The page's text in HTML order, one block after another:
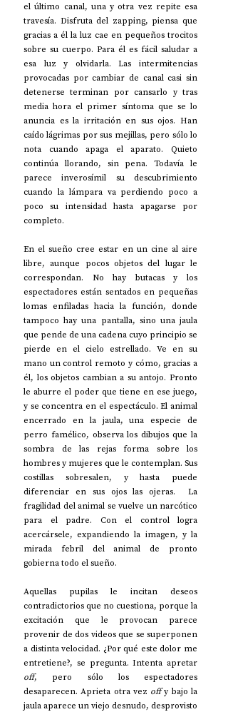
el último canal, una y otra vez repite esa
travesía. Disfruta del zapping, piensa que
gracias a él la luz cae en pequeños trocitos
sobre su cuerpo. Para él es fácil saludar a
esa luz y olvidarla. Las intermitencias
provocadas por cambiar de canal casi sin
detenerse terminan por cansarlo y tras
media hora el primer síntoma que se lo
anuncia es la irritación en sus ojos. Han
caído lágrimas por sus mejillas, pero sólo lo
nota cuando apaga el aparato. Quieto
continúa llorando, sin pena. Todavía le
parece inverosímil su descubrimiento
cuando la lámpara va perdiendo poco a
poco su intensidad hasta apagarse por
completo.
En el sueño cree estar en un cine al aire
libre, aunque pocos objetos del lugar le
correspondan. No hay butacas y los
espectadores están sentados en pequeñas
lomas enfiladas hacia la función, donde
tampoco hay una pantalla, sino una jaula
que pende de una cadena cuyo principio se
pierde en el cielo estrellado. Ve en su
mano un control remoto y cómo, gracias a
él, los objetos cambian a su antojo. Pronto
le aburre el poder que tiene en ese juego,
y se concentra en el espectáculo. El animal
encerrado en la jaula, una especie de
perro famélico, observa los dibujos que la
sombra de las rejas forma sobre los
hombres y mujeres que le contemplan. Sus
costillas sobresalen, y hasta puede
diferenciar en sus ojos las ojeras.  La
fragilidad del animal se vuelve un narcótico
para el padre. Con el control logra
acercársele, expandiendo la imagen, y la
mirada febril del animal de pronto
gobierna todo el sueño.
Aquellas pupilas le incitan deseos
contradictorios que no cuestiona, porque la
excitación que le provocan parece
provenir de dos videos que se superponen
a distinta velocidad. ¿Por qué este dolor me
off, pero sólo los espectadores
desaparecen. Aprieta otra vez off y bajo la
jaula aparece un viejo desnudo, desprovisto